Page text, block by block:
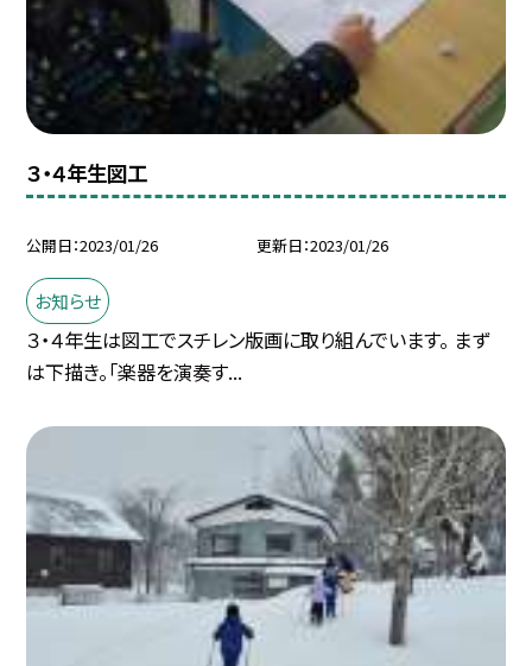
３・４年生図工
公開日 2023/01/26 更新日 2023/01/26
お知らせ
３・４年生は図工でスチレン版画に取り組んでいます。 まず
は下描き。「楽器を演奏す...